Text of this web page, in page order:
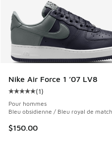
Nike Air Force 1 ’07 LV8
Cote moyenne du client - [5
(1)
Pour hommes
Bleu obsidienne / Bleu royal de
$150.00